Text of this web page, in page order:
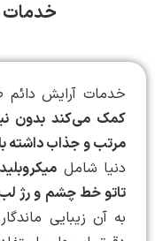
خدمات
خدمات آرایش دائم
کمک می‌کند بدون
مرتب و جذاب داشته
دنیا شامل
تاتو خط چشم و رژ
به آن زیبایی